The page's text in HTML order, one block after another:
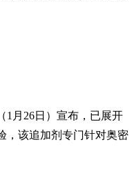
1月26日）宣布，已展开
，该追加剂专门针对奥密